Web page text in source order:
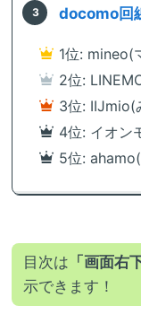
docomo回
1位: mineo(
2位:
3位: IIJmio(
4位: イオン
5位:
目次は 「画面右
示できます！